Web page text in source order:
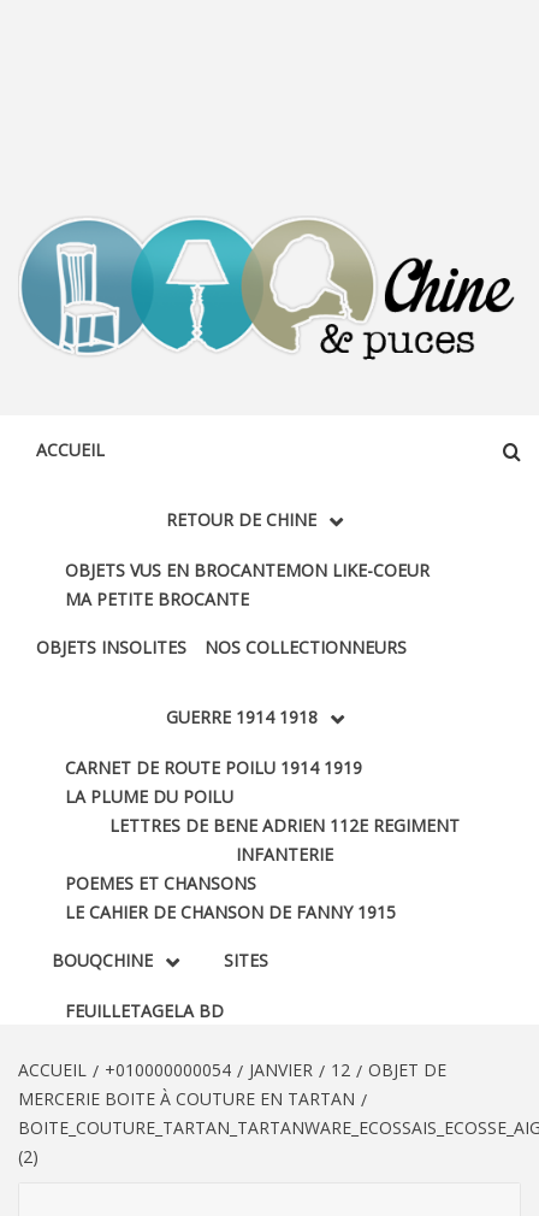
ACCUEIL
RETOUR DE CHINE
OBJETS VUS EN BROCANTEMON LIKE-COEUR
MA PETITE BROCANTE
OBJETS INSOLITES NOS COLLECTIONNEURS
GUERRE 1914 1918
CARNET DE ROUTE POILU 1914 1919
LA PLUME DU POILU
LETTRES DE BENE ADRIEN 112E REGIMENT
INFANTERIE
POEMES ET CHANSONS
LE CAHIER DE CHANSON DE FANNY 1915
BOUQCHINE
FEUILLETAGELA BD
SITES
ACCUEIL +010000000054 JANVIER 12
OBJET DE
MERCERIE BOITE À COUTURE EN TARTAN
(2)